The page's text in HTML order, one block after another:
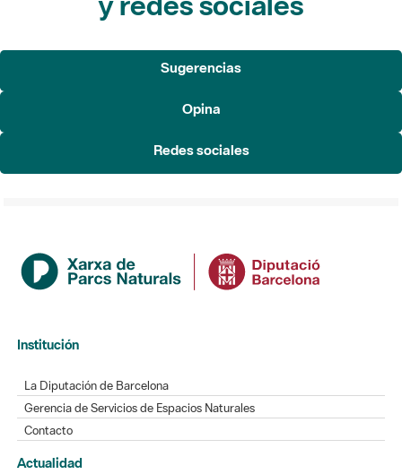
Sugerencias
Opina
Redes sociales
Institución
La Diputación de Barcelona
Gerencia de Servicios de Espacios Naturales
Contacto
Actualidad